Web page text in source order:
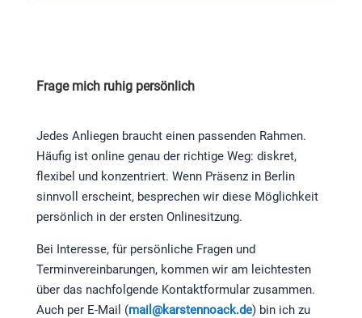
Frage mich ruhig persönlich
Jedes Anliegen braucht einen passenden Rahmen.
Häufig ist online genau der richtige Weg: diskret,
flexibel und konzentriert. Wenn Präsenz in Berlin
sinnvoll erscheint, besprechen wir diese Möglichkeit
persönlich in der ersten Onlinesitzung.
Bei Interesse, für persönliche Fragen und
Terminvereinbarungen, kommen wir am leichtesten
über das nachfolgende Kontaktformular zusammen.
Auch per E-Mail (mail@karstennoack.de) bin ich zu